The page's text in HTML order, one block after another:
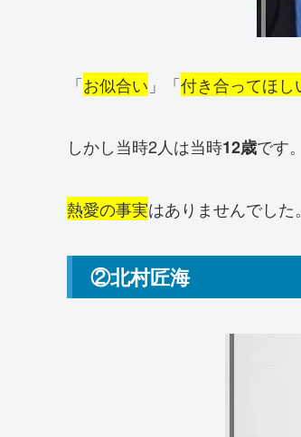
「お似合い 」「付き合ってほし
しかし当時2人は当時12歳です。
熱愛の事実はありませんでした。
②北村匠海